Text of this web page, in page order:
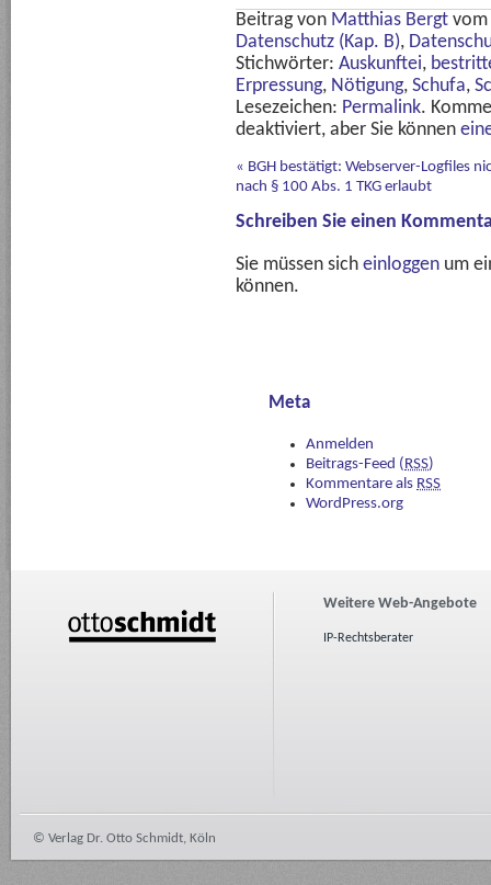
Beitrag von Matthias Bergt vom
Datenschutz (Kap. B),
Stichwörter: Auskunftei,
Erpressung, Nötigung, Schufa,
Lesezeichen: Permalink.
deaktiviert, aber Sie können
« BGH bestätigt: Webserver-Logfiles
nach § 100 Abs. 1 TKG erlaubt
Schreiben Sie einen
Sie müssen sich einloggen um
können.
Meta
Anmelden
Beitrags-Feed (RSS)
Kommentare als RSS
WordPress.org
Weitere Web-Angebote
IP-Rechtsberater
© Verlag Dr. Otto Schmidt, Köln